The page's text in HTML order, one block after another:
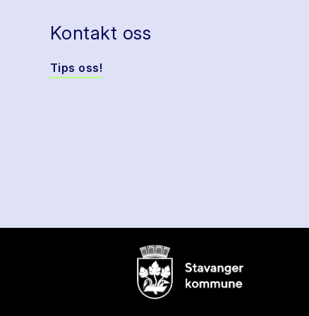
Kontakt oss
Tips oss!